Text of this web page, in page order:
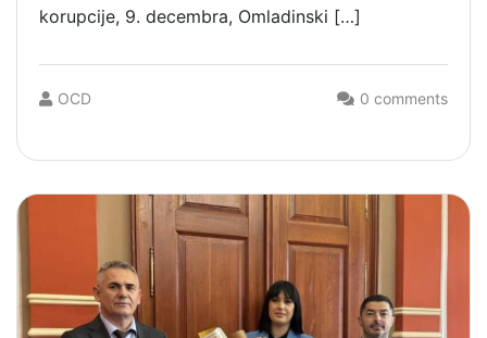
korupcije, 9. decembra, Omladinski […]
OCD 0 comments